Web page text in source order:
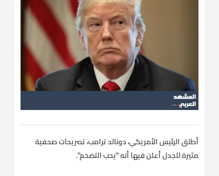
أطلق الرئيس الأمريكي، دونالد ترامب، تصريحات صحفية
مثيرة للجدل أعلن فيها أنه "يحب التضخم".